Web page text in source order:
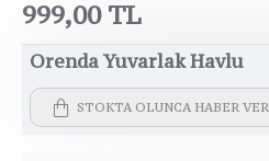
999,00 TL
Orenda Yuvarlak Havlu
STOKTA OLUNCA HABER VER